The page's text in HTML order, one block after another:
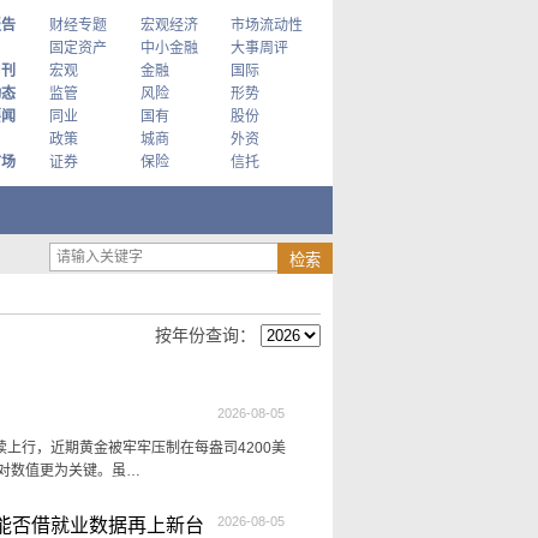
财经专题 宏观经济
市场流动性
固定资产
中小金融
大事周评
宏观 金融
国际
监管 风险
形势
同业 国有
股份
政策
城商
外资
证券 保险 信托
按年份查询：
2026-08-05
行，近期黄金被牢牢压制在每盎司4200美
数值更为关键。虽…
2026-08-05
否借就业数据再上新台